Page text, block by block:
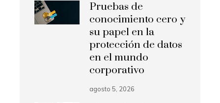
Pruebas de
conocimiento cero y
su papel en la
protección de datos
en el mundo
corporativo
agosto 5, 2026